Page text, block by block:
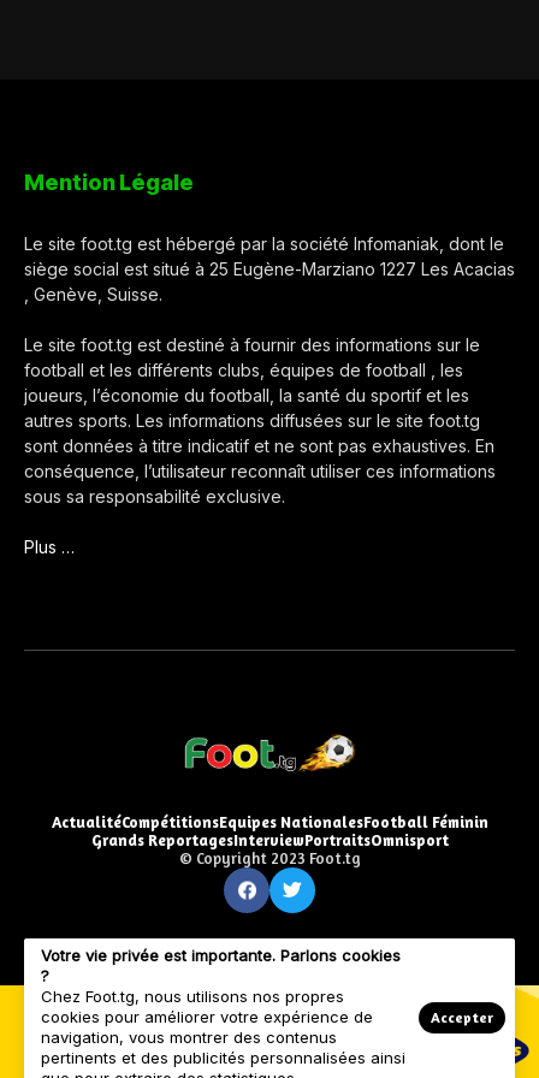
Mention Légale
Le site foot.tg est hébergé par la société Infomaniak, dont le
siège social est situé à 25 Eugène-Marziano 1227 Les Acacias
, Genève, Suisse.
Le site foot.tg est destiné à fournir des informations sur le
football et les différents clubs, équipes de football , les
joueurs, l’économie du football, la santé du sportif et les
autres sports. Les informations diffusées sur le site foot.tg
sont données à titre indicatif et ne sont pas exhaustives. En
conséquence, l’utilisateur reconnaît utiliser ces informations
sous sa responsabilité exclusive.
Plus …
ActualitéCompétitionsEquipes NationalesFootball Féminin
Grands ReportagesInterviewPortraitsOmnisport
© Copyright 2023 Foot.tg
Votre vie privée est importante. Parlons cookies
?
Chez Foot.tg, nous utilisons nos propres
cookies pour améliorer votre expérience de
navigation, vous montrer des contenus
pertinents et des publicités personnalisées ainsi
Accepter